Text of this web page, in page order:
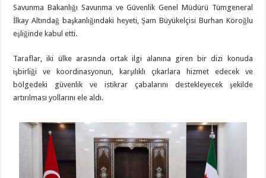
Savunma Bakanlığı Savunma ve Güvenlik Genel Müdürü Tümgeneral
İlkay Altındağ başkanlığındaki heyeti, Şam Büyükelçisi Burhan Köroğlu
eşliğinde kabul etti.
Taraflar, iki ülke arasında ortak ilgi alanına giren bir dizi konuda
işbirliği ve koordinasyonun, karşılıklı çıkarlara hizmet edecek ve
bölgedeki güvenlik ve istikrar çabalarını destekleyecek şekilde
artırılması yollarını ele aldı.